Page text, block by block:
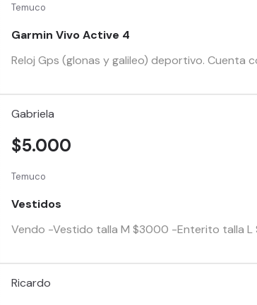
Temuco
Garmin Vivo Active 4
Reloj Gps (glonas y galileo) deportivo. Cuenta
Gabriela
Temuco
Vestidos
Vendo -Vestido talla M $3000 -Enterito talla
$5.000
Ricardo